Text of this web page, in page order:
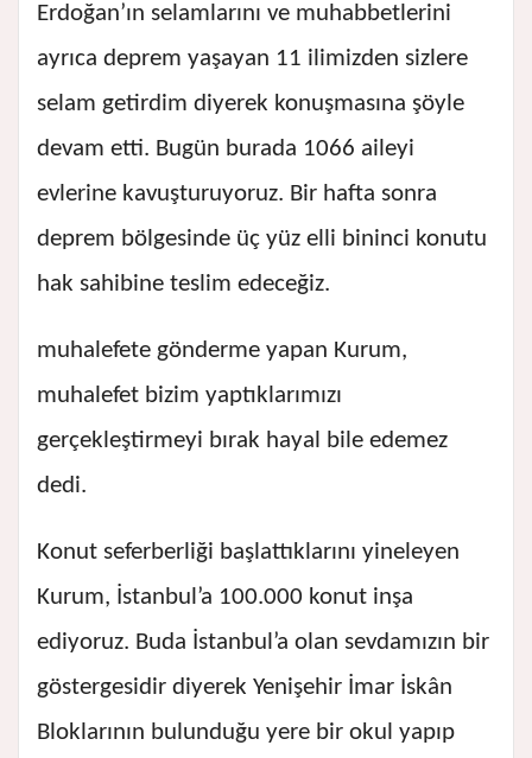
Erdoğan’ın selamlarını ve muhabbetlerini
ayrıca deprem yaşayan 11 ilimizden sizlere
selam getirdim diyerek konuşmasına şöyle
devam etti. Bugün burada 1066 aileyi
evlerine kavuşturuyoruz. Bir hafta sonra
deprem bölgesinde üç yüz elli bininci konutu
hak sahibine teslim edeceğiz.
muhalefete gönderme yapan Kurum,
muhalefet bizim yaptıklarımızı
gerçekleştirmeyi bırak hayal bile edemez
dedi.
Konut seferberliği başlattıklarını yineleyen
Kurum, İstanbul’a 100.000 konut inşa
ediyoruz. Buda İstanbul’a olan sevdamızın bir
göstergesidir diyerek Yenişehir İmar İskân
Bloklarının bulunduğu yere bir okul yapıp